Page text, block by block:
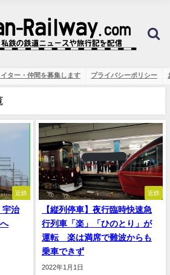
イター・仲間を募集します プライバシーポリシー
近鉄
宇治
近鉄
【縦列停車】夜行臨時快速急
行列車「楽」「ひのとり」が
運転 楽は満席で難波からも
乗車できず
2022年1月1日